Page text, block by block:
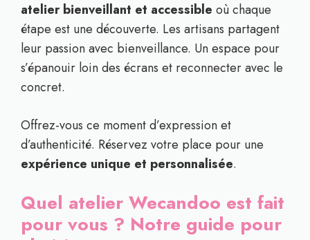
atelier bienveillant et accessible où chaque
étape est une découverte. Les artisans partagent
leur passion avec bienveillance. Un espace pour
s’épanouir loin des écrans et reconnecter avec le
concret.
Offrez-vous ce moment d’expression et
d’authenticité. Réservez votre place pour une
expérience unique et personnalisée.
Quel atelier Wecandoo est fait
pour vous ? Notre guide pour